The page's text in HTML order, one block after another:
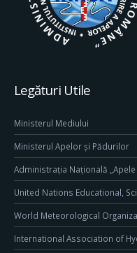
Legături Utile
Ministerul Mediului
Ministerul Apelor și Pădurilor
Administrația Națională „Apele
United Nations Educational,
World Meteorological
International Association of